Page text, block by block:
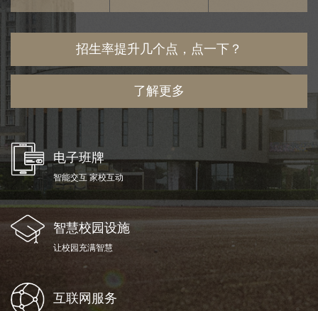
招生率提升几个点，点一下？
了解更多
电子班牌
智能交互 家校互动
智慧校园设施
让校园充满智慧
互联网服务